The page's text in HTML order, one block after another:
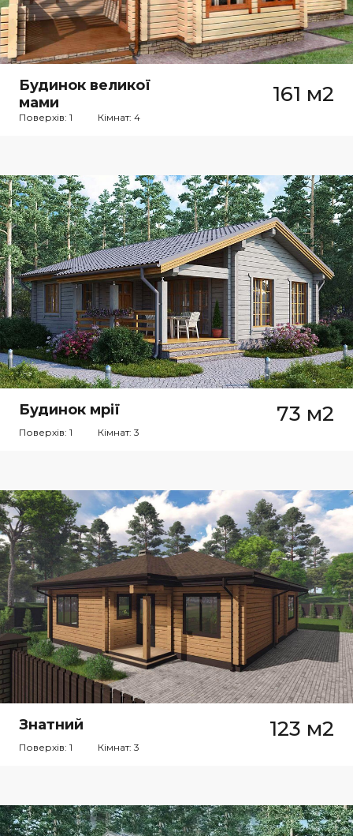
Будинок великої
мами
161 м2
Поверхів: 1 Кімнат: 4
Будинок мрії 73 м2
Поверхів: 1 Кімнат: 3
Знатний 123 м2
Поверхів: 1 Кімнат: 3